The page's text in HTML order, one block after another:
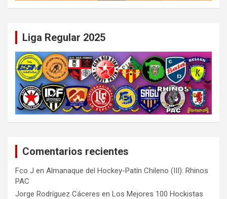
Liga Regular 2025
Comentarios recientes
Fco J en Almanaque del Hockey-Patín Chileno (III): Rhinos
PAC
Jorge Rodríguez Cáceres en Los Mejores 100 Hockistas